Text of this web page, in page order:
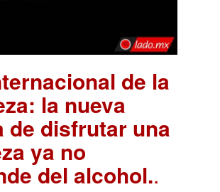
de la
la nueva
de disfrutar una
ya no
del alcohol..